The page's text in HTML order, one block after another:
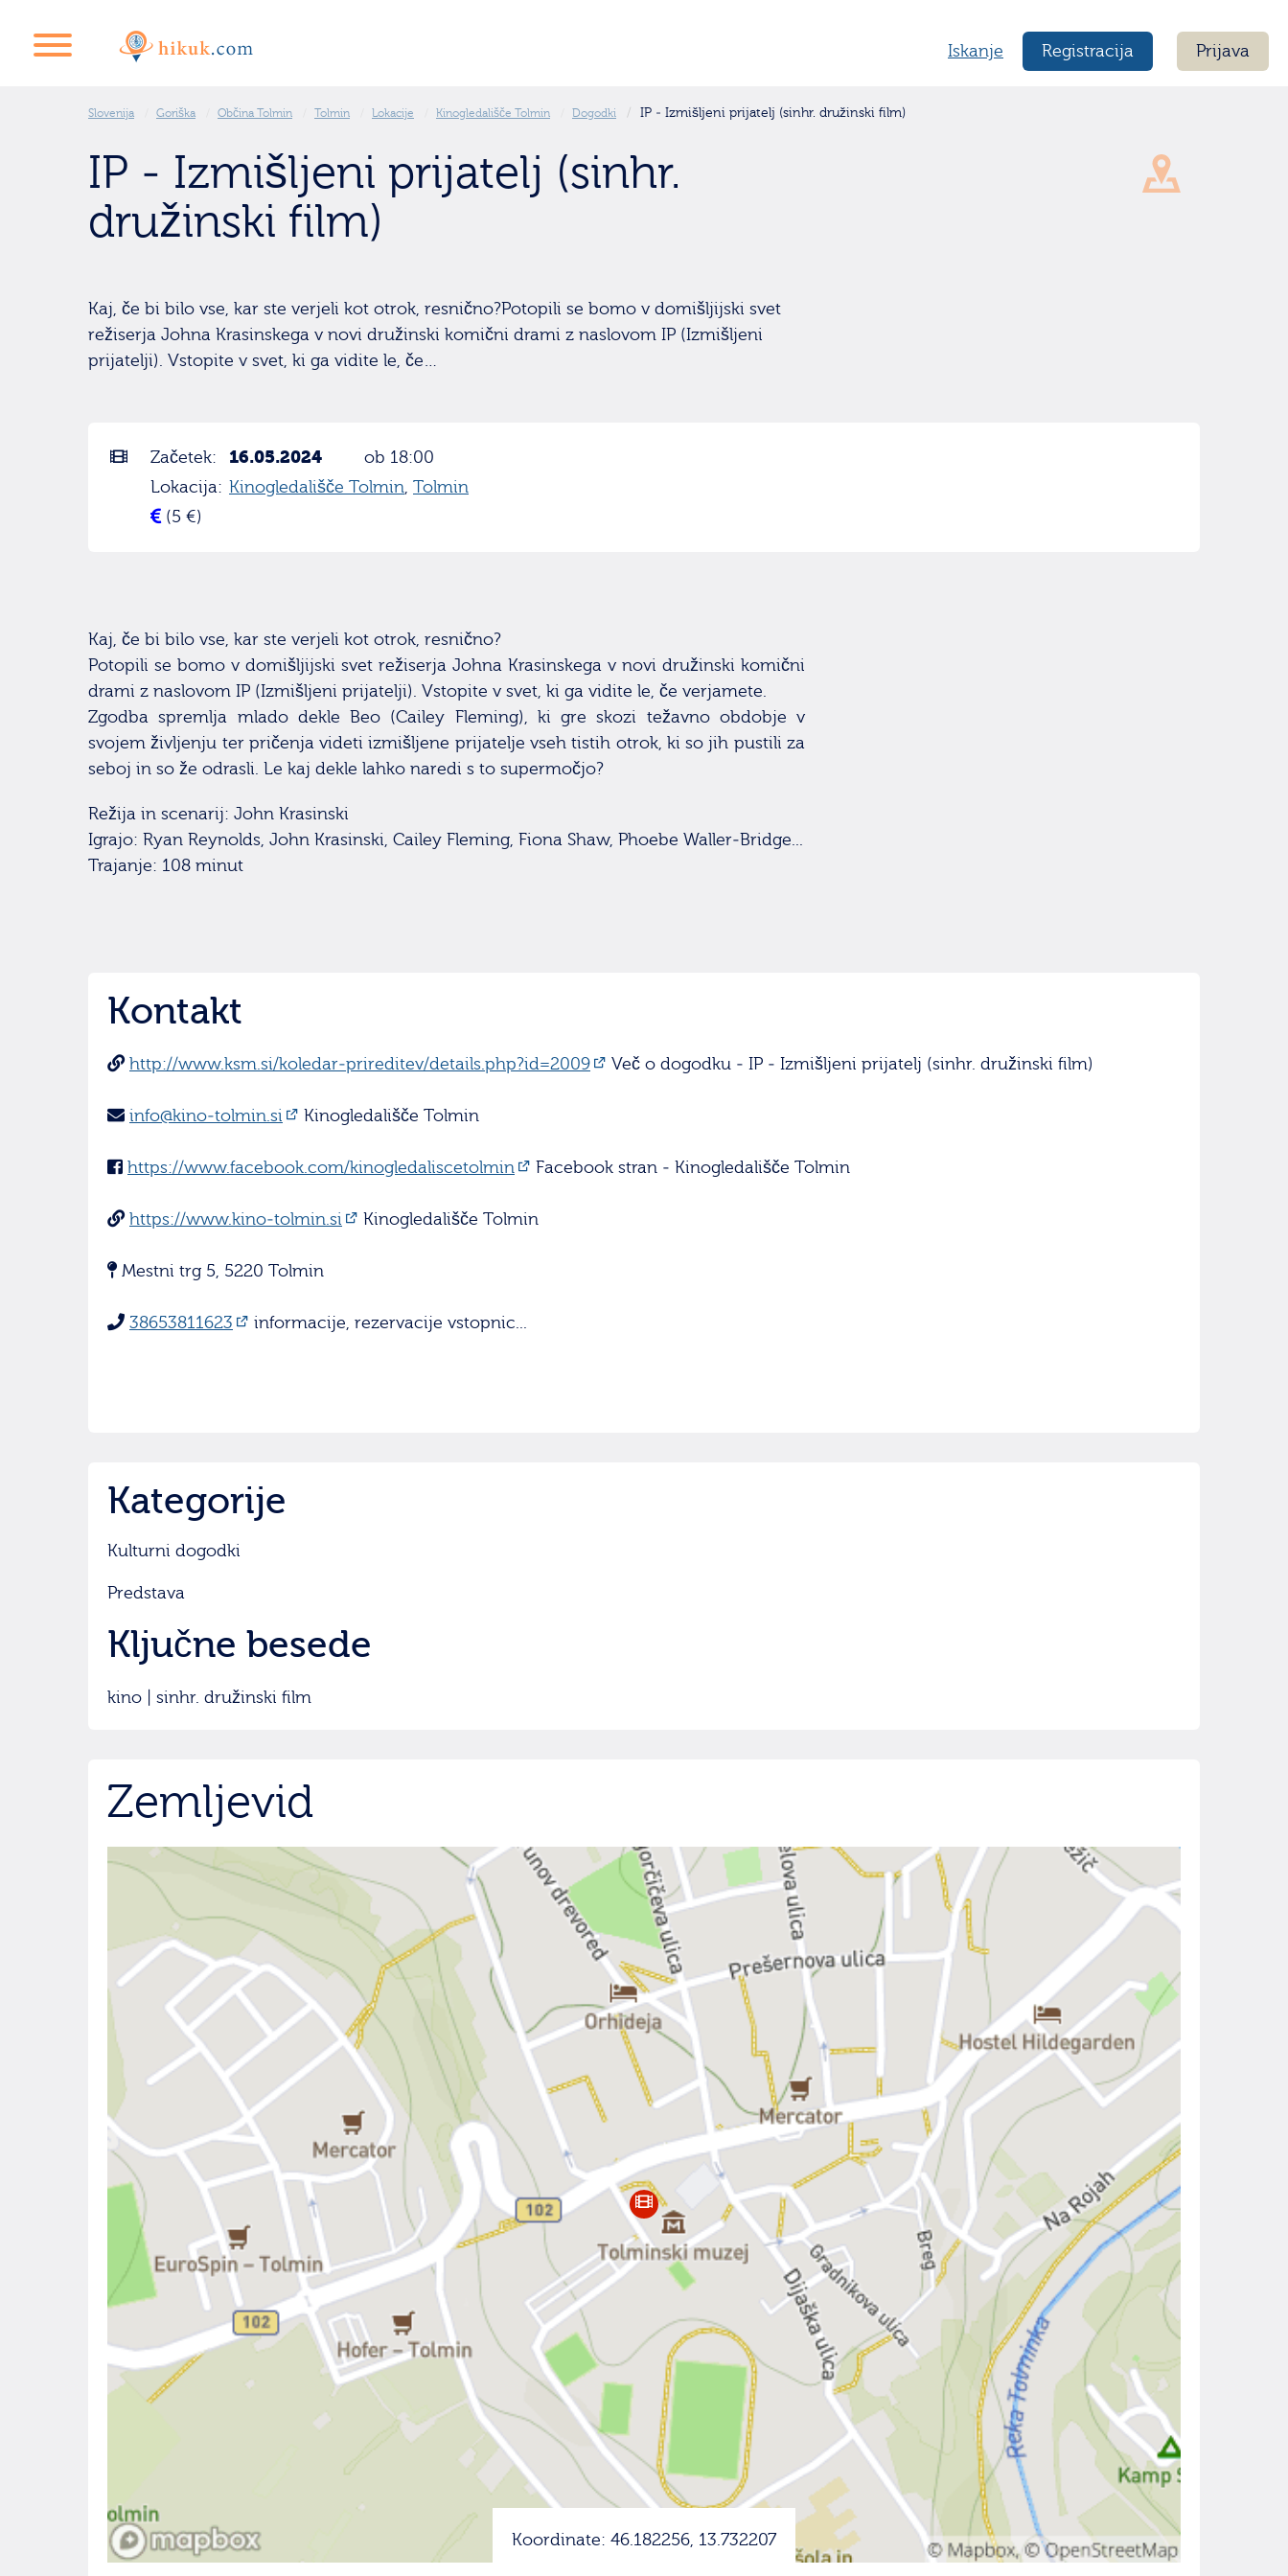
Registracija Prijava
Iskanje
Slovenija Goriška Občina Tolmin Tolmin Lokacije Kinogledališče Tolmin Dogodki IP - Izmišljeni prijatelj (sinhr. družinski film)
IP - Izmišljeni prijatelj (sinhr.
družinski film)
Kaj, če bi bilo vse, kar ste verjeli kot otrok, resnično?Potopili se bomo v domišljijski svet
režiserja Johna Krasinskega v novi družinski komični drami z naslovom IP (Izmišljeni
prijatelji). Vstopite v svet, ki ga vidite le, če…
Začetek: 16.05.2024
ob 18:00
Lokacija: Kinogledališče Tolmin, Tolmin
(5 €)
Kaj, če bi bilo vse, kar ste verjeli kot otrok, resnično?
Potopili se bomo v domišljijski svet režiserja Johna Krasinskega v novi družinski komični
drami z naslovom IP (Izmišljeni prijatelji). Vstopite v svet, ki ga vidite le, če verjamete.
Zgodba spremlja mlado dekle Beo (Cailey Fleming), ki gre skozi težavno obdobje v
svojem življenju ter pričenja videti izmišljene prijatelje vseh tistih otrok, ki so jih pustili za
seboj in so že odrasli. Le kaj dekle lahko naredi s to supermočjo?
Režija in scenarij: John Krasinski
Igrajo: Ryan Reynolds, John Krasinski, Cailey Fleming, Fiona Shaw, Phoebe Waller-Bridge...
Trajanje: 108 minut
Kontakt
http://www.ksm.si/koledar-prireditev/details.php?id=2009 Več o dogodku - IP - Izmišljeni prijatelj (sinhr. družinski film)
info@kino-tolmin.si Kinogledališče Tolmin
https://www.facebook.com/kinogledaliscetolmin Facebook stran - Kinogledališče Tolmin
https://www.kino-tolmin.si Kinogledališče Tolmin
Mestni trg 5, 5220 Tolmin
38653811623 informacije, rezervacije vstopnic...
Kategorije
Kulturni dogodki
Predstava
Ključne besede
kino | sinhr. družinski film
Zemljevid
Koordinate: 46.182256, 13.732207